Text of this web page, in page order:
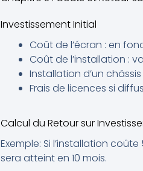
Investissement Initial
Coût de l’écran : en
Coût de l’installation :
Installation d’un
Frais de licences si
Calcul du Retour sur
Exemple: Si l’installation
sera atteint en 10 mois.